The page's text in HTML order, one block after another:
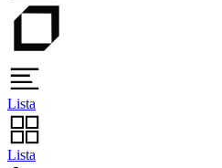
Lista
Lista